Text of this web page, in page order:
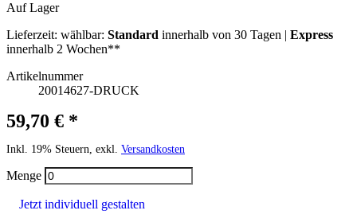
Auf Lager
Lieferzeit: wählbar: Standard innerhalb von 30 Tagen | Express
innerhalb 2 Wochen**
Artikelnummer
20014627-DRUCK
59,70 € *
Inkl. 19% Steuern, exkl. Versandkosten
Menge
Jetzt individuell gestalten